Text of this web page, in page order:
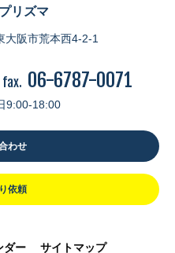
リズマ
大阪市荒本西4-2-1
fax. 06-6787-0071
9:00-18:00
わせ
依頼
ダー サイトマップ